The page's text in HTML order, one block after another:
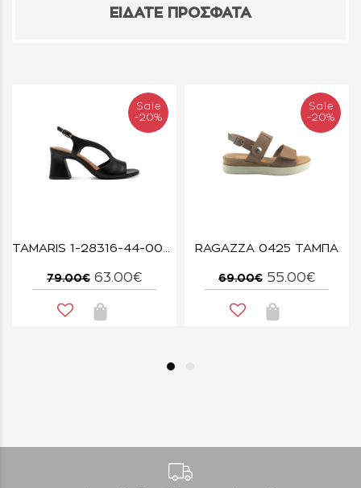
ΕΙΔΑΤΕ ΠΡΟΣΦΑΤΑ
Sale
-20%
TAMARIS 1-28316-44-007 BLACK UNI
79.00€ 63.00€
Sale
-20%
RAGAZZA 0425 ΤΑΜΠΑ
69.00€ 55.00€